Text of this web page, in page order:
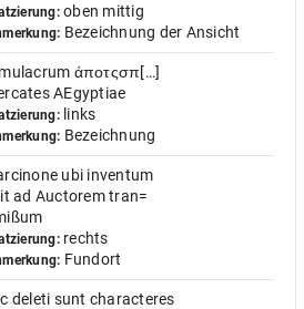
oben mittig
Bezeichnung der Ansicht
άπоτςσπ[…]
AEgyptiae
links
Bezeichnung
ubi inventum
ad Auctorem tran=
rechts
Fundort
deleti sunt characteres